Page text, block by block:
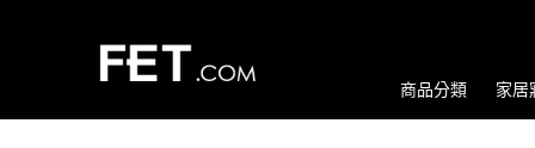
商品分類 家居